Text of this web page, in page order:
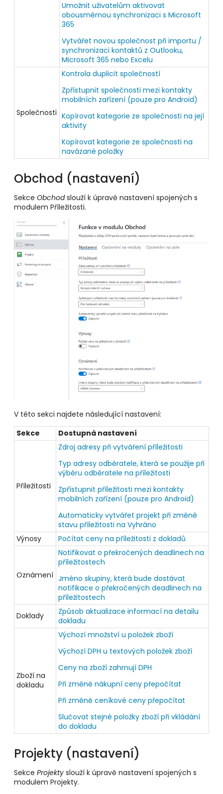
Umožnit uživatelům aktivovat
obousměrnou synchronizaci s Microsoft
365
Vytvářet novou společnost při importu /
synchronizaci kontaktů z Outlooku,
Microsoft 365 nebo Excelu
Společnosti
Kontrola duplicit společností
Zpřístupnit společnosti mezi kontakty
mobilních zařízení (pouze pro Android)
Kopírovat kategorie ze společnosti na její
aktivity
Kopírovat kategorie ze společnosti na
navázané položky
Obchod (nastavení)
Sekce Obchodslouží k úpravě nastavení spojených s
modulem Příležitosti.
V této sekci najdete následující nastavení:
Sekce
Dostupná nastavení
Příležitosti
Zdroj adresy při vytváření příležitosti
Typ adresy odběratele, která se použije při
výběru odběratele na příležitosti
Zpřístupnit příležitosti mezi kontakty
mobilních zařízení (pouze pro Android)
Automaticky vytvářet projekt při změně
stavu příležitosti na Vyhráno
Výnosy
Počítat ceny na příležitosti z dokladů
Oznámení
Notifikovat o překročených deadlinech na
příležitostech
Jméno skupiny, která bude dostávat
notifikace o překročených deadlinech na
příležitostech
Doklady
Způsob aktualizace informací na detailu
dokladu
Zboží na
dokladu
Výchozí množství u položek zboží
Výchozí DPH u textových položek zboží
Ceny na zboží zahrnují DPH
Při změně nákupní ceny přepočítat
Při změně ceníkové ceny přepočítat
Slučovat stejné položky zboží při vkládání
do dokladu
Projekty (nastavení)
Sekce Projekty slouží k úpravě nastavení spojených s
modulem Projekty.